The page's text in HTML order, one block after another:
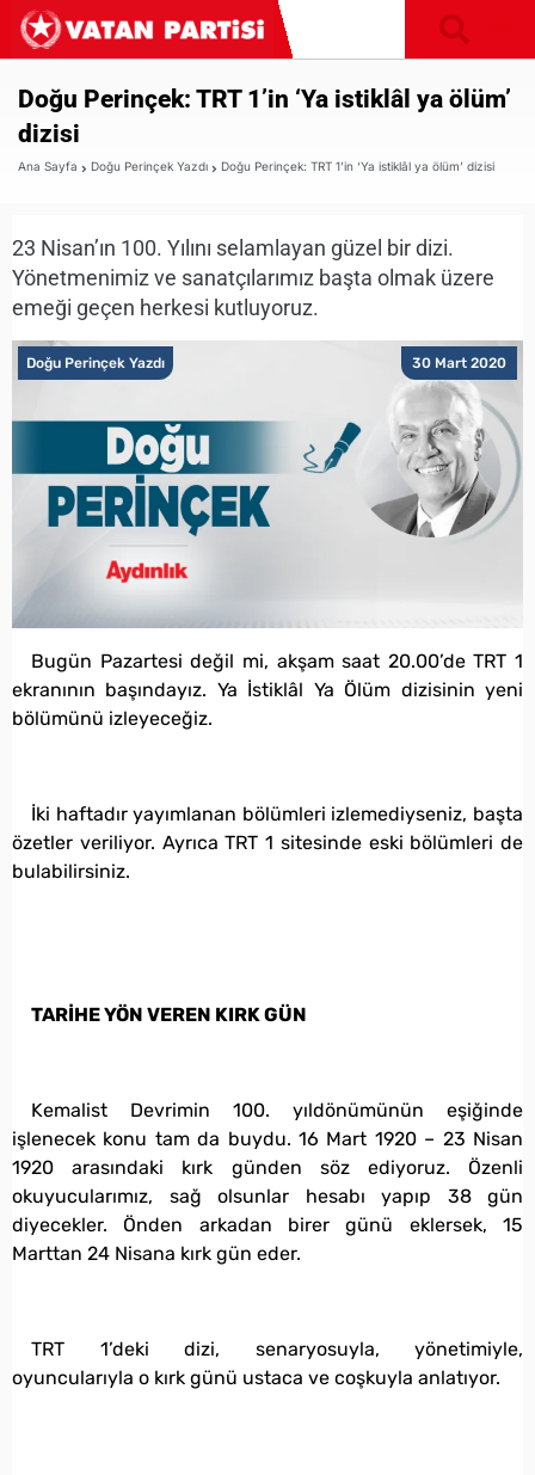
Doğu Perinçek: TRT 1’in ‘Ya istiklâl ya ölüm’
dizisi
Ana Sayfa Doğu Perinçek Yazdı Doğu Perinçek: TRT 1’in ‘Ya istiklâl ya ölüm’ dizisi
23 Nisan’ın 100. Yılını selamlayan güzel bir dizi.
Yönetmenimiz ve sanatçılarımız başta olmak üzere
emeği geçen herkesi kutluyoruz.
30 Mart 2020
Doğu Perinçek Yazdı
Bugün Pazartesi değil mi, akşam saat 20.00’de TRT 1
ekranının başındayız. Ya İstiklâl Ya Ölüm dizisinin yeni
bölümünü izleyeceğiz.
İki haftadır yayımlanan bölümleri izlemediyseniz, başta
özetler veriliyor. Ayrıca TRT 1 sitesinde eski bölümleri de
bulabilirsiniz.
TARİHE YÖN VEREN KIRK GÜN
Kemalist Devrimin 100. yıldönümünün eşiğinde
işlenecek konu tam da buydu. 16 Mart 1920 – 23 Nisan
1920 arasındaki kırk günden söz ediyoruz. Özenli
okuyucularımız, sağ olsunlar hesabı yapıp 38 gün
diyecekler. Önden arkadan birer günü eklersek, 15
Marttan 24 Nisana kırk gün eder.
TRT 1’deki dizi, senaryosuyla, yönetimiyle,
oyuncularıyla o kırk günü ustaca ve coşkuyla anlatıyor.